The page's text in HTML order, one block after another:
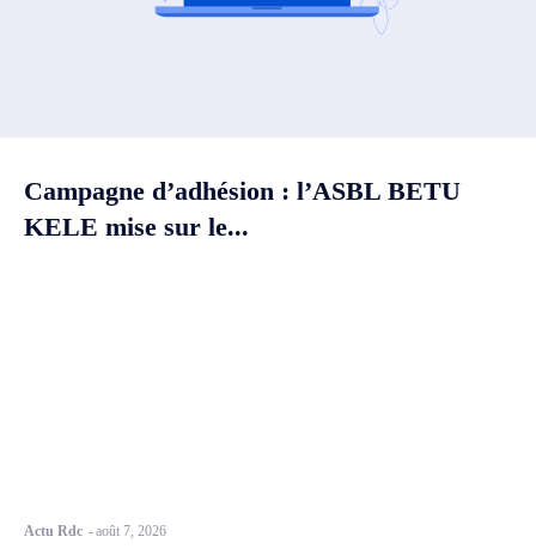
Campagne d’adhésion : l’ASBL BETU
KELE mise sur le...
Actu Rdc -août 7, 2026